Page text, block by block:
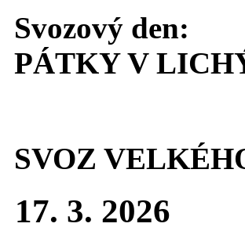
Svozový den:
PÁTKY V
SVOZ
17. 3. 2026